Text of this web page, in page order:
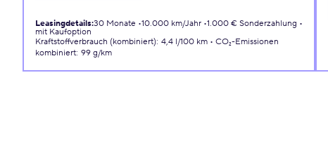
Leasingdetails:30 Monate 10.000 km/Jahr 1.000 € Sonderzahlung
mit Kaufoption
Kraftstoffverbrauch (kombiniert): 4,4 l/100 km
CO₂-Emissionen
kombiniert: 99 g/km